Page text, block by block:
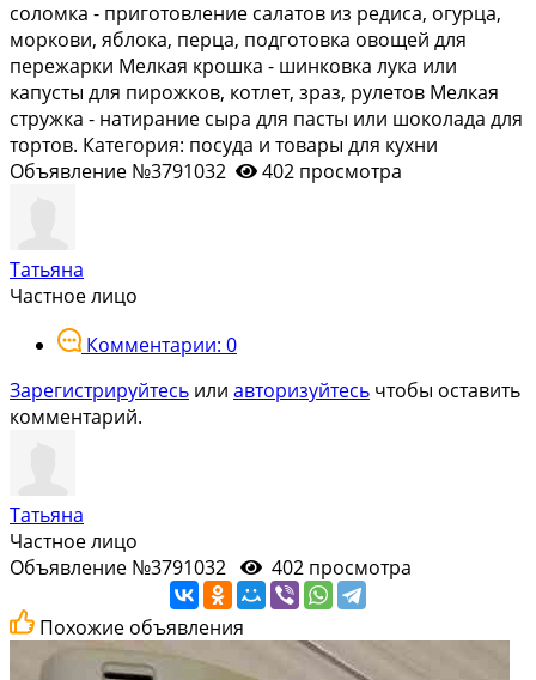
соломка - приготовление салатов из редиса, огурца,
моркови, яблока, перца, подготовка овощей для
пережарки Мелкая крошка - шинковка лука или
капусты для пирожков, котлет, зраз, рулетов Мелкая
стружка - натирание сыра для пасты или шоколада для
тортов. Категория: посуда и товары для кухни
Объявление №3791032
402 просмотра
Татьяна
Частное лицо
Комментарии: 0
Зарегистрируйтесь или авторизуйтесь чтобы оставить
комментарий.
Татьяна
Частное лицо
Объявление №3791032
402 просмотра
Похожие объявления